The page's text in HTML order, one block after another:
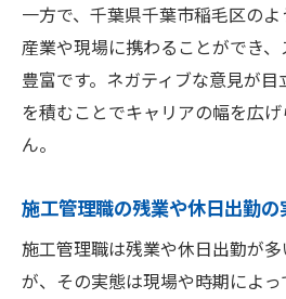
一方で、千葉県千葉市稲毛区の
産業や現場に携わることができ
豊富です。ネガティブな意見が
を積むことでキャリアの幅を広
ん。
施工管理職の残業や休日出勤の
施工管理職は残業や休日出勤が
が、その実態は現場や時期によっ